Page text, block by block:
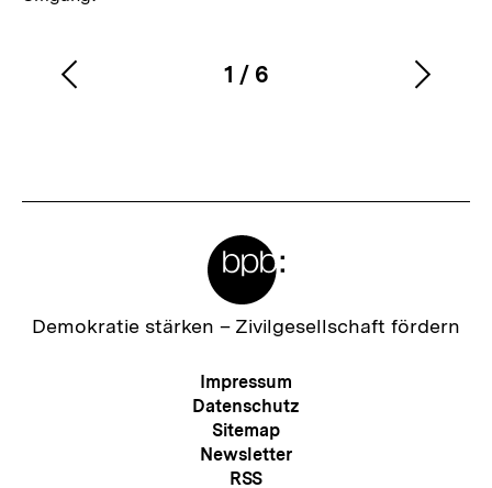
Karussellinhalt
1
von
/ 6
Vorherigen
Zur
Demokratie stärken – Zivilgesellschaft fördern
Meta-
Navigation
Impressum
Datenschutz
Sitemap
Newsletter
RSS